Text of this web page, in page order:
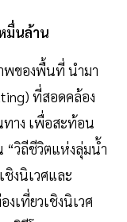
มื่นล้าน
พของพื้นที่ นำมา
ที่สอดคล้อง
าง เพื่อสะท้อน
วิถีชีวิตแห่งลุ่มน้ำ
งนิเวศและ
เที่ยวเชิงนิเวศ